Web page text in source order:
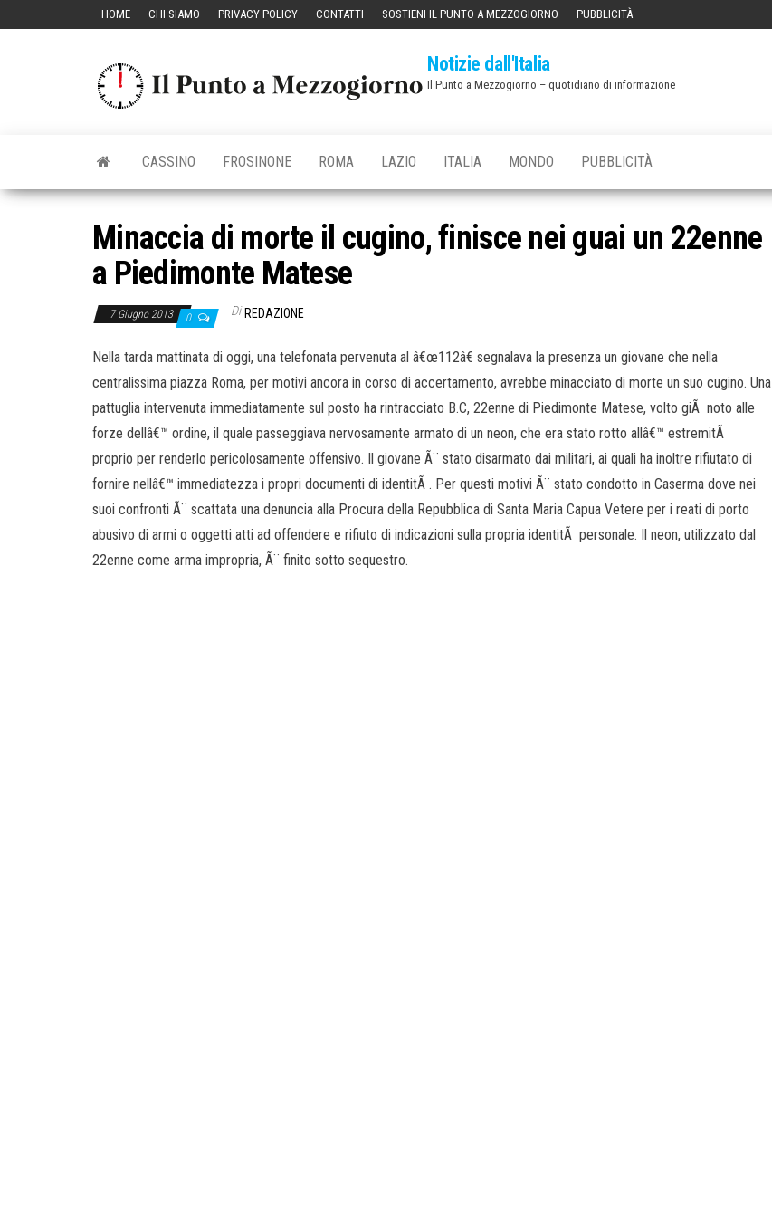
HOME CHI SIAMO PRIVACY POLICY CONTATTI SOSTIENI IL PUNTO A MEZZOGIORNO PUBBLICITÀ
Notizie dall'Italia
Il Punto a Mezzogiorno – quotidiano di informazione
CASSINO FROSINONE ROMA LAZIO ITALIA MONDO PUBBLICITÀ
Minaccia di morte il cugino, finisce nei guai un 22enne
a Piedimonte Matese
7 Giugno 2013 0 Di REDAZIONE
Nella tarda mattinata di oggi, una telefonata pervenuta al â€œ112â€ segnalava la presenza un giovane che nella
centralissima piazza Roma, per motivi ancora in corso di accertamento, avrebbe minacciato di morte un suo cugino. Una
pattuglia intervenuta immediatamente sul posto ha rintracciato B.C, 22enne di Piedimonte Matese, volto giÃ noto alle
forze dellâ€™ ordine, il quale passeggiava nervosamente armato di un neon, che era stato rotto allâ€™ estremitÃ
proprio per renderlo pericolosamente offensivo. Il giovane Ã¨ stato disarmato dai militari, ai quali ha inoltre rifiutato di
fornire nellâ€™ immediatezza i propri documenti di identitÃ . Per questi motivi Ã¨ stato condotto in Caserma dove nei
suoi confronti Ã¨ scattata una denuncia alla Procura della Repubblica di Santa Maria Capua Vetere per i reati di porto
abusivo di armi o oggetti atti ad offendere e rifiuto di indicazioni sulla propria identitÃ personale. Il neon, utilizzato dal
22enne come arma impropria, Ã¨ finito sotto sequestro.